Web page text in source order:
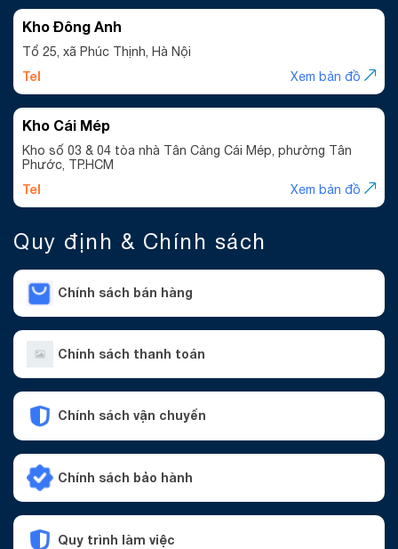
Kho Đông Anh
Tổ 25, xã Phúc Thịnh, Hà Nội
Tel Xem bản đồ
Kho Cái Mép
Kho số 03 & 04 tòa nhà Tân Cảng Cái Mép, phường Tân
Phước, TP.HCM
Tel Xem bản đồ
Quy định & Chính sách
Chính sách bán hàng
Chính sách thanh toán
Chính sách vận chuyển
Chính sách bảo hành
Quy trình làm việc